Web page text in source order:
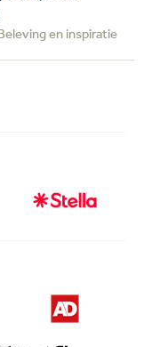
en inspiratie